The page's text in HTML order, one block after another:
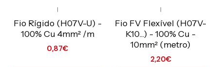
C/IVA
|
Fio Rígido (H07V-U) -
100% Cu 4mm² /m
0,87€
C/IVA
|
Fio FV Flexível (H07V-
K10...) - 100% Cu -
10mm² (metro)
2,20€